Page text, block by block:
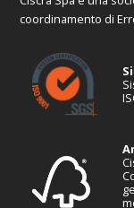
coordinamento di